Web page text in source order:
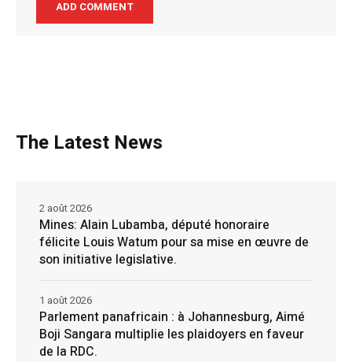
The Latest News
Mines: Alain Lubamba, député honoraire
félicite Louis Watum pour sa mise en œuvre de
son initiative legislative.
2 août 2026
Parlement panafricain : à Johannesburg, Aimé
Boji Sangara multiplie les plaidoyers en faveur
de la RDC.
1 août 2026